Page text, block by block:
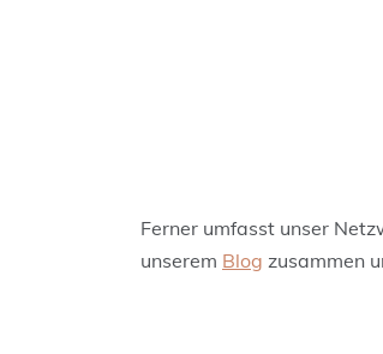
Ferner umfasst unser
unserem Blog zusammen